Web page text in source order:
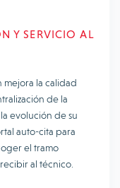
Y SERVICIO AL
mejora la calidad
de la
evolución de su
auto-cita para
el tramo
al técnico.